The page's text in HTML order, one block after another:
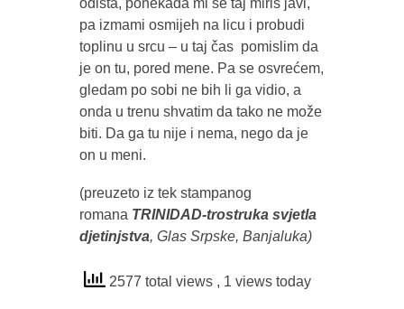
odista, ponekada mi se taj miris javi,
pa izmami osmijeh na licu i probudi
toplinu u srcu – u taj čas pomislim da
je on tu, pored mene. Pa se osvrećem,
gledam po sobi ne bih li ga vidio, a
onda u trenu shvatim da tako ne može
biti. Da ga tu nije i nema, nego da je
on u meni.
(preuzeto iz tek stampanog
romana TRINIDAD-trostruka svjetla
djetinjstva, Glas Srpske, Banjaluka)
2577 total views , 1 views today